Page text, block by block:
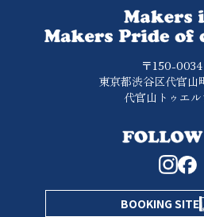
〒150-
東京都渋谷区代官
代官山トゥエ
BOOKING SITE